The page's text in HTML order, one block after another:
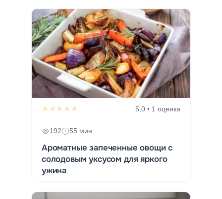
★★★★★ 5,0 • 1 оценка
192 55 мин
Ароматные запеченные овощи с
солодовым уксусом для яркого
ужина